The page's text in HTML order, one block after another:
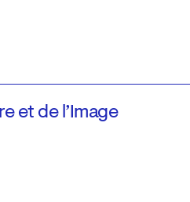
et de l’Image